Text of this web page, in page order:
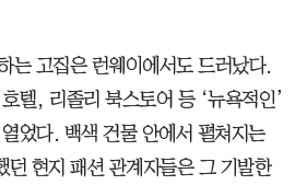
는 고집은 런웨이에서도 드러났다.
텔, 리졸리 북스토어 등 ‘뉴욕적인’
었다. 백색 건물 안에서 펼쳐지는
던 현지 패션 관계자들은 그 기발한